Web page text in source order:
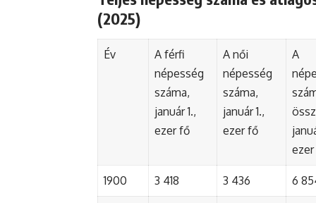
(2025)
Év
A férfi
népesség
száma,
január 1.,
ezer fő
A női
népesség
száma,
január 1.,
ezer fő
A
1900 3 418 3 436 6